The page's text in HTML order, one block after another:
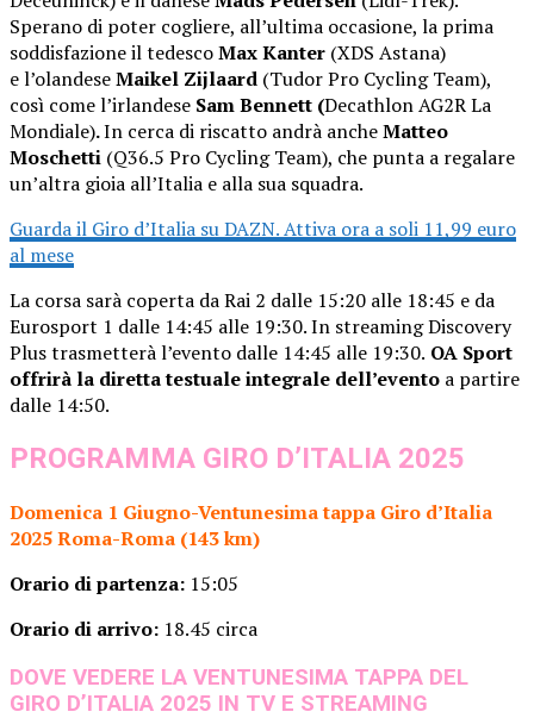
Sperano di poter cogliere, all’ultima occasione, la prima
soddisfazione il tedescoMax Kanter (XDS Astana)
e l’olandeseMaikel Zijlaard (Tudor Pro Cycling Team),
così come l’irlandese Sam Bennett (Decathlon AG2R La
Mondiale).In cerca di riscatto andrà ancheMatteo
Moschetti (Q36.5 Pro Cycling Team), che punta a regalare
un’altra gioia all’Italia e alla sua squadra.
Guarda il Giro d’Italia su DAZN. Attiva ora a soli 11,99 euro
al mese
La corsa sarà coperta da Rai 2 dalle 15:20 alle 18:45 e da
Eurosport 1 dalle 14:45 alle 19:30. In streaming Discovery
Plus trasmetterà l’evento dalle 14:45 alle 19:30. OA Sport
offrirà la diretta testuale integrale dell’evento a partire
dalle 14:50.
PROGRAMMA GIRO D’ITALIA 2025
Domenica 1 Giugno-Ventunesima tappa Giro d’Italia
2025 Roma-Roma (143 km)
Orario di partenza: 15:05
Orario di arrivo: 18.45 circa
DOVE VEDERE LA VENTUNESIMA TAPPA DEL
GIRO D’ITALIA 2025 IN TV E STREAMING